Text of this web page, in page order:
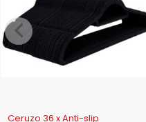
Ceruzo 36 x Anti-slip